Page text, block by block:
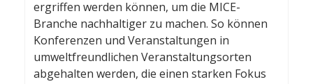
ergriffen werden können, um die MICE-
Branche nachhaltiger zu machen. So können
Konferenzen und Veranstaltungen in
umweltfreundlichen Veranstaltungsorten
abgehalten werden, die einen starken Fokus